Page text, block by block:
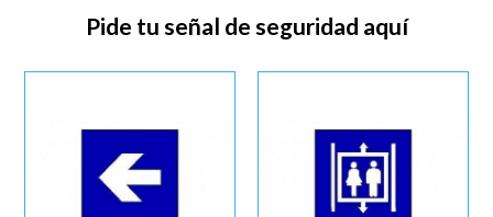
Pide tu señal de seguridad aquí